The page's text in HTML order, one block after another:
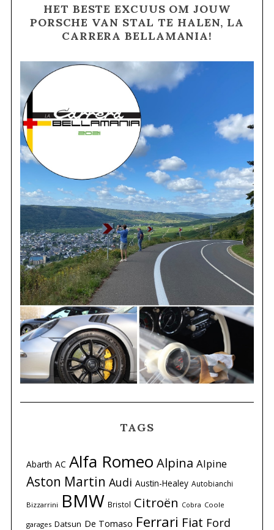
HET BESTE EXCUUS OM JOUW
PORSCHE VAN STAL TE HALEN, LA
CARRERA BELLAMANIA!
TAGS
Abarth AC Alfa Romeo Alpina Alpine
Aston Martin Audi Austin-Healey Autobianchi
Bizzarrini BMW Bristol Citroën Cobra Coole
garages Datsun De Tomaso Ferrari Fiat Ford